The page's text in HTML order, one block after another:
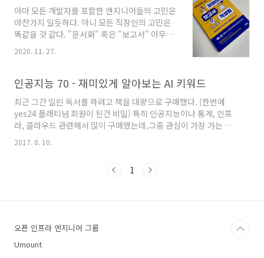
아마 모든 개발자를 포함한 엔지니어들의 고민은
마찬가지 일듯하다. 아니 모든 직장인의 고민은
똑같을 것 같다. "문서화" 혹은 "보고서" 아무래
게, 다른 회사의 사람에게, 고객사에게, 여러 가지
특히 "이과" 것들은 글과 친하지 않고, 글쓰는 것
을 무서워하기 마련이다. 그래서 개발자의 글쓰
기 라던지, 여러가지 책들을 보게 되는데, 재미있
는 주제의 책이 있어서 서평단을 신청했다. "실무
에 바로 쓰는 일잘러의 보고서 작성법"
www.kyobobook.co.kr/product/detailViewKor.laf?
2020. 11. 27.
인공지능 70 - 재미있게 알아보는 AI 키워드
최근 그간 밀린 독서를 하려고 책을 대량으로 구매했다. (한번에
yes24 플래티넘 회원이 된건 비밀) 특히 인공지능이나 통계, 인프
라, 클라우드 관련해서 많이 구매했는데,그중 관심이 가장 가는 책
이라서 빠르게 읽기 시작했다. 제이펍에서 나온 '인공지능 70'이라
는 책인데, 부제로 '재미있게 알아보는 AI 키워드' 라고 달려 있다.
와 유키히토(森川 幸人) / 김완섭역출판 : 제이펍 2017.07.24상세
2017. 8. 10.
1
오픈 인프라 엔지니어 그룹
Umount